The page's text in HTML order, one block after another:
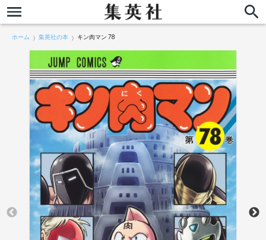
ホーム 集英社の本 キン肉マン 78